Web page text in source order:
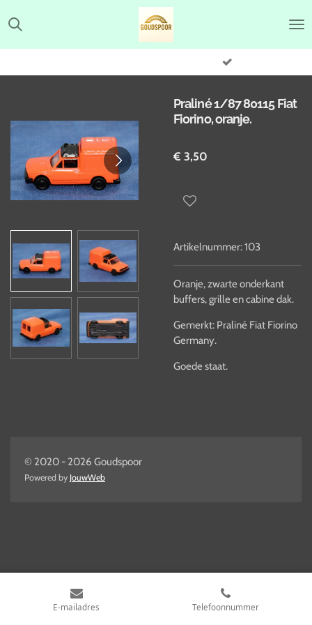
direct
hoofdinhoud
Praliné 1/87 80115 Fiat
Fiorino, oranje.
€ 3,50
Artikelnummer:103
Oranje, zwarte onderkant
buffers, grille en cabine dak.
Gemerkt: Praliné Fiat Fiorino
Germany.
Goede staat.
© 2020 - 2026 Goudspoor
Powered by JouwWeb
E-mailadres Telefoonnummer